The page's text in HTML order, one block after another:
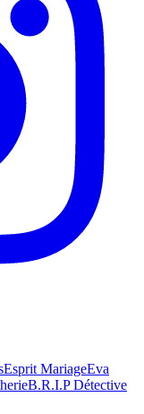
Esprit MariageEva
B.R.I.P Détective